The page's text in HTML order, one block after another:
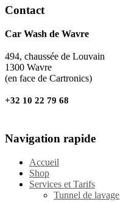
Contact
Car Wash de Wavre
494, chaussée de Louvain
1300 Wavre
(en face de Cartronics)
+32 10 22 79 68
Navigation rapide
Accueil
Shop
Services et Tarifs
Tunnel de lavage